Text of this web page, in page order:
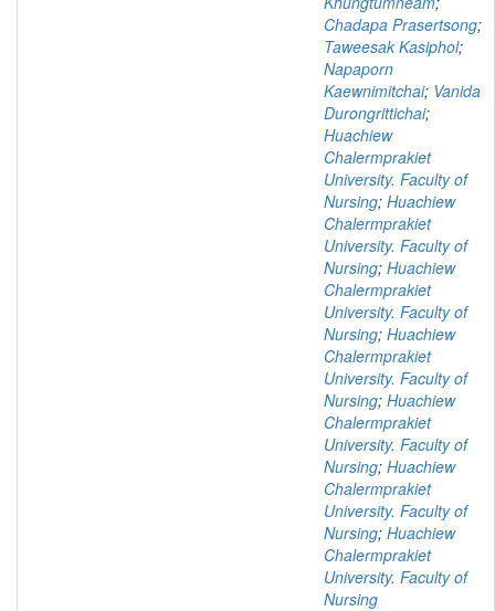
Chadapa Prasertsong;
Taweesak Kasiphol;
Napaporn
Kaewnimitchai; Vanida
Durongrittichai;
Huachiew
Chalermprakiet
University. Faculty of
Nursing; Huachiew
Chalermprakiet
University. Faculty of
Nursing; Huachiew
Chalermprakiet
University. Faculty of
Nursing; Huachiew
Chalermprakiet
University. Faculty of
Nursing; Huachiew
Chalermprakiet
University. Faculty of
Nursing; Huachiew
Chalermprakiet
University. Faculty of
Nursing; Huachiew
Chalermprakiet
University. Faculty of
Nursing